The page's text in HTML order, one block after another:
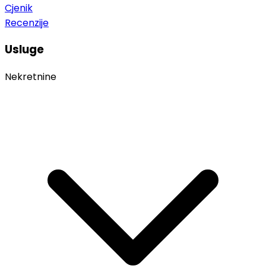
Cjenik
Recenzije
Usluge
Nekretnine